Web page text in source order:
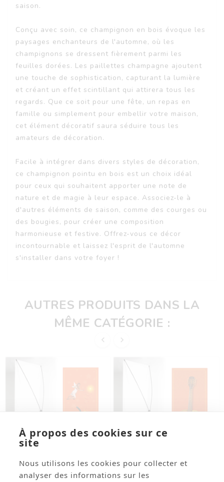
saison.
Conçu avec soin, ce champignon en bois évoque les
paysages enchanteurs de l'automne, où les
champignons se dressent fièrement parmi les
feuilles dorées. Les paillettes champagne ajoutent
une touche de sophistication, capturant la lumière
et créant un effet scintillant qui attirera tous les
regards. Que ce soit pour une fête, un repas en
famille ou simplement pour embellir votre maison,
cet élément décoratif saura séduire tous les
amateurs de décoration.
Facile à intégrer dans divers styles de décoration,
ce champignon pointu en bois est un choix idéal
pour ceux qui souhaitent apporter une note de
nature et de magie à leur espace. Associez-le à
d'autres éléments de saison, comme des courges ou
des bougies, pour créer une composition
harmonieuse et festive. Offrez-vous ce décor
incontournable et laissez l'esprit de l'automne
s'installer dans votre foyer !
AUTRES PRODUITS DANS LA
MÊME CATÉGORIE :
 
 
À propos des cookies sur ce
site
Nous utilisons les cookies pour collecter et
analyser des informations sur les